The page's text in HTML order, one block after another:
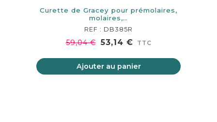
Curette de Gracey pour prémolaires,
molaires,…
REF : DB385R
59,04 € 53,14 € TTC
Ajouter au panier